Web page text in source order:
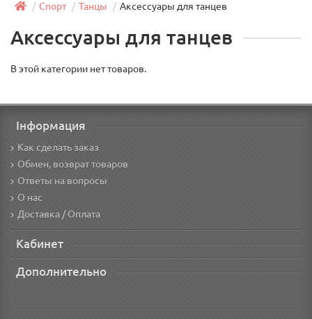
Спорт Танцы Аксессуары для танцев
Аксессуары для танцев
В этой категории нет товаров.
Інформация
Как сделать заказ
Обмен, возврат товаров
Ответы на вопросы
О нас
Доставка / Оплата
Кабинет
Дополнительно